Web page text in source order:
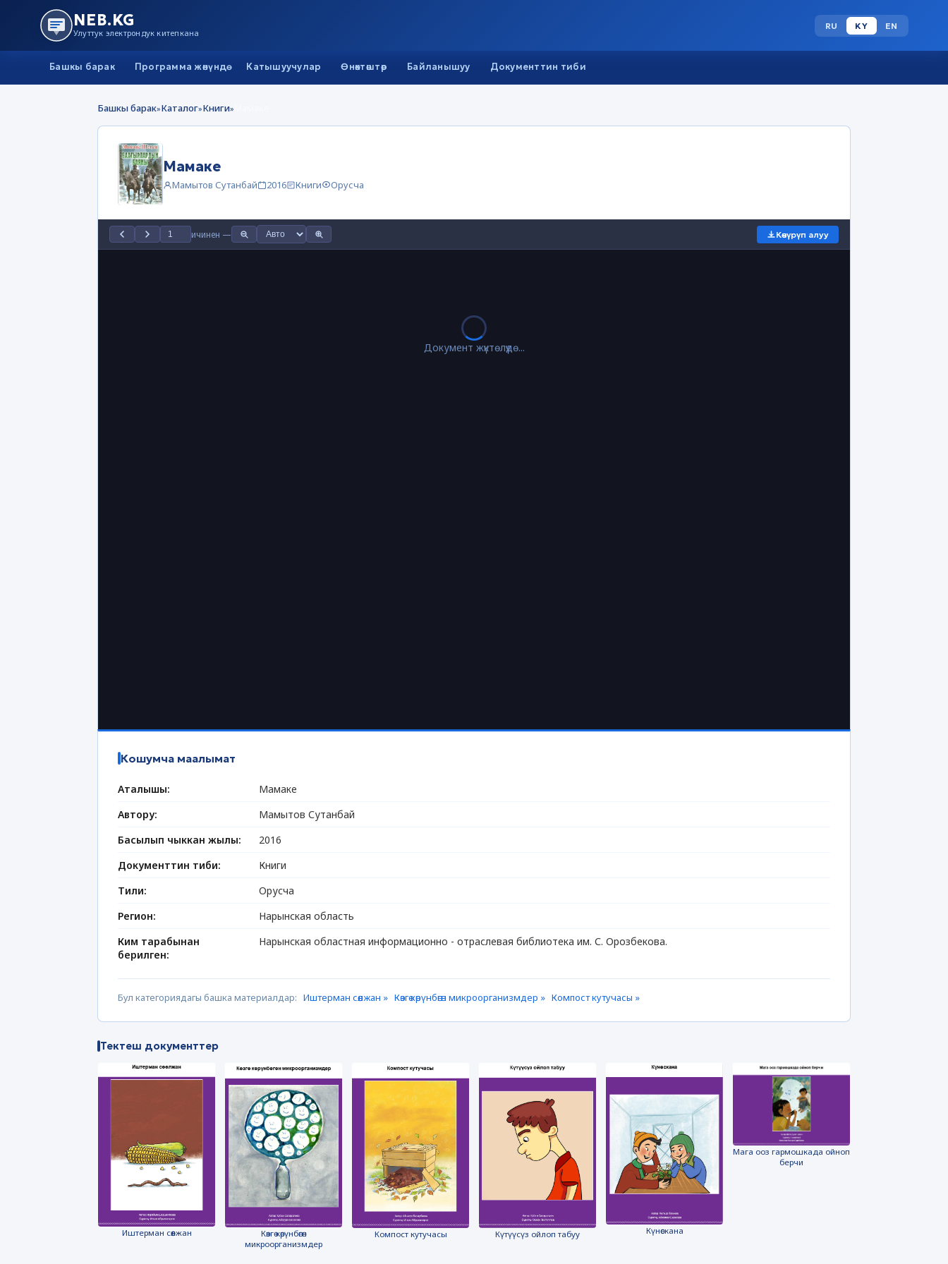
NEB.KG
Улуттук электрондук китепкана
RU KY EN
Башкы барак Программа жөнүндө Катышуучулар Өнөктөштөр Байланышуу Документтин тиби
Башкы барак»Каталог»Книги»
Мамаке
Мамытов Сутанбай 2016 Книги Орусча
ичинен — Көчүрүп алуу
Документ жүктөлүүдө...
Кошумча маалымат
Аталышы:
Мамаке
Автору:
Мамытов Сутанбай
Басылып чыккан жылы:
2016
Документтин тиби:
Книги
Тили:
Орусча
Регион:
Нарынская область
Ким тарабынан
берилген:
Нарынская областная информационно - отраслевая библиотека им. С. Орозбекова.
Бул категориядагы башка материалдар: Иштерман сөөлжан » Көзгө көрүнбөгөн микроорганизмдер » Компост кутучасы »
Тектеш документтер
Иштерман сөөлжан
Көзгө көрүнбөгөн
микроорганизмдер
Компост кутучасы Күтүүсүз ойлоп табуу Күнөскана
Мага ооз гармошкада ойноп
берчи